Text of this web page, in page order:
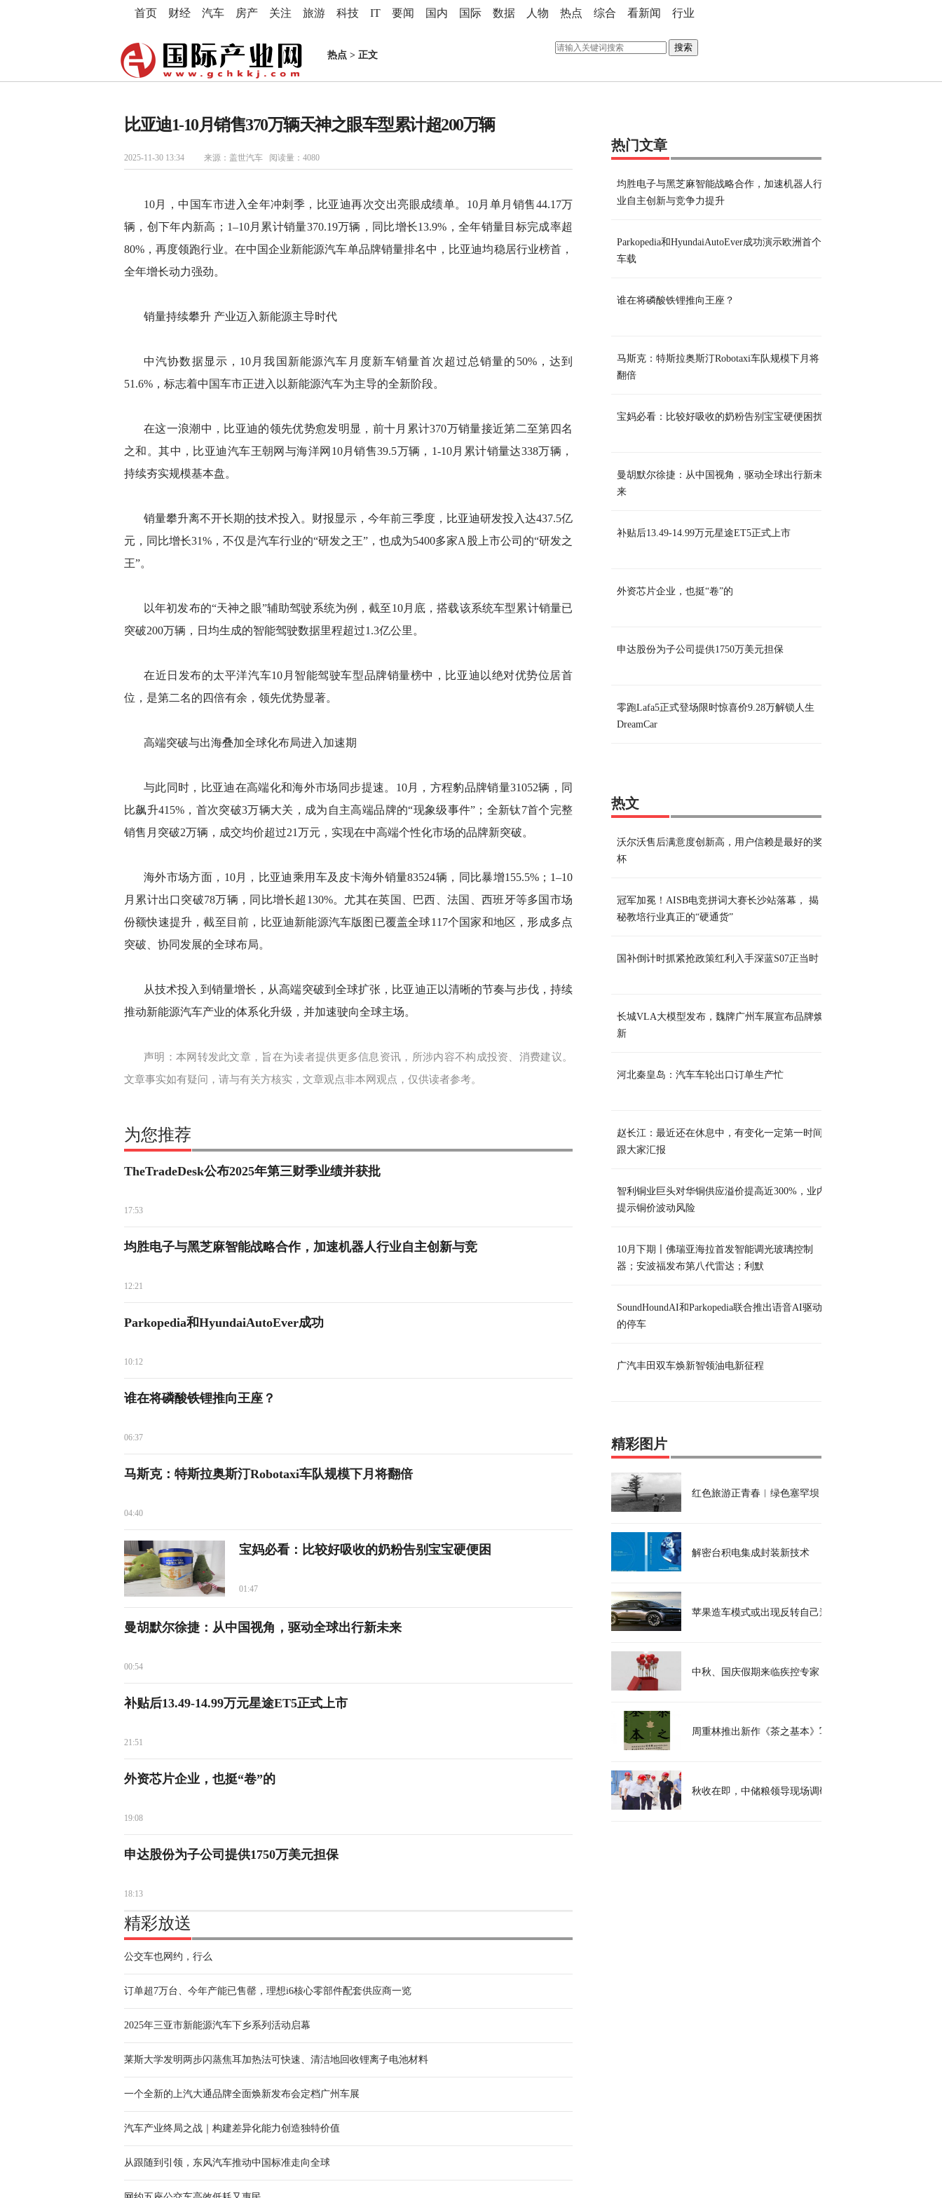
首页 财经 汽车 房产 关注 旅游 科技 IT 要闻 国内 国际 数据 人物 热点 综合 看新闻 行业
热点 > 正文
搜索
比亚迪1-10月销售370万辆天神之眼车型累计超200万辆
2025-11-30 13:34 来源：盖世汽车 阅读量：4080
10月，中国车市进入全年冲刺季，比亚迪再次交出亮眼成绩单。10月单月销售44.17万
辆，创下年内新高；1–10月累计销量370.19万辆，同比增长13.9%，全年销量目标完成率超
80%，再度领跑行业。在中国企业新能源汽车单品牌销量排名中，比亚迪均稳居行业榜首，
全年增长动力强劲。
销量持续攀升 产业迈入新能源主导时代
中汽协数据显示，10月我国新能源汽车月度新车销量首次超过总销量的50%，达到
51.6%，标志着中国车市正进入以新能源汽车为主导的全新阶段。
在这一浪潮中，比亚迪的领先优势愈发明显，前十月累计370万销量接近第二至第四名
之和。其中，比亚迪汽车王朝网与海洋网10月销售39.5万辆，1-10月累计销量达338万辆，
持续夯实规模基本盘。
销量攀升离不开长期的技术投入。财报显示，今年前三季度，比亚迪研发投入达437.5亿
元，同比增长31%，不仅是汽车行业的“研发之王”，也成为5400多家A股上市公司的“研发之
王”。
以年初发布的“天神之眼”辅助驾驶系统为例，截至10月底，搭载该系统车型累计销量已
突破200万辆，日均生成的智能驾驶数据里程超过1.3亿公里。
在近日发布的太平洋汽车10月智能驾驶车型品牌销量榜中，比亚迪以绝对优势位居首
位，是第二名的四倍有余，领先优势显著。
高端突破与出海叠加全球化布局进入加速期
与此同时，比亚迪在高端化和海外市场同步提速。10月，方程豹品牌销量31052辆，同
比飙升415%，首次突破3万辆大关，成为自主高端品牌的“现象级事件”；全新钛7首个完整
销售月突破2万辆，成交均价超过21万元，实现在中高端个性化市场的品牌新突破。
海外市场方面，10月，比亚迪乘用车及皮卡海外销量83524辆，同比暴增155.5%；1–10
月累计出口突破78万辆，同比增长超130%。尤其在英国、巴西、法国、西班牙等多国市场
份额快速提升，截至目前，比亚迪新能源汽车版图已覆盖全球117个国家和地区，形成多点
突破、协同发展的全球布局。
从技术投入到销量增长，从高端突破到全球扩张，比亚迪正以清晰的节奏与步伐，持续
推动新能源汽车产业的体系化升级，并加速驶向全球主场。
声明：本网转发此文章，旨在为读者提供更多信息资讯，所涉内容不构成投资、消费建议。
文章事实如有疑问，请与有关方核实，文章观点非本网观点，仅供读者参考。
为您推荐
TheTradeDesk公布2025年第三财季业绩并获批
17:53
均胜电子与黑芝麻智能战略合作，加速机器人行业自主创新与竞
12:21
Parkopedia和HyundaiAutoEver成功
10:12
谁在将磷酸铁锂推向王座？
06:37
马斯克：特斯拉奥斯汀Robotaxi车队规模下月将翻倍
04:40
宝妈必看：比较好吸收的奶粉告别宝宝硬便困
01:47
曼胡默尔徐捷：从中国视角，驱动全球出行新未来
00:54
补贴后13.49-14.99万元星途ET5正式上市
21:51
外资芯片企业，也挺“卷”的
19:08
申达股份为子公司提供1750万美元担保
18:13
精彩放送
公交车也网约，行么
订单超7万台、今年产能已售罄，理想i6核心零部件配套供应商一览
2025年三亚市新能源汽车下乡系列活动启幕
莱斯大学发明两步闪蒸焦耳加热法可快速、清洁地回收锂离子电池材料
一个全新的上汽大通品牌全面焕新发布会定档广州车展
汽车产业终局之战｜构建差异化能力创造独特价值
从跟随到引领，东风汽车推动中国标准走向全球
热门文章
均胜电子与黑芝麻智能战略合作，加速机器人行
业自主创新与竞争力提升
Parkopedia和HyundaiAutoEver成功演示欧洲首个
车载
谁在将磷酸铁锂推向王座？
马斯克：特斯拉奥斯汀Robotaxi车队规模下月将
翻倍
宝妈必看：比较好吸收的奶粉告别宝宝硬便困扰
曼胡默尔徐捷：从中国视角，驱动全球出行新未
来
补贴后13.49-14.99万元星途ET5正式上市
外资芯片企业，也挺“卷”的
申达股份为子公司提供1750万美元担保
零跑Lafa5正式登场限时惊喜价9.28万解锁人生
DreamCar
热文
沃尔沃售后满意度创新高，用户信赖是最好的奖
杯
冠军加冕！AISB电竞拼词大赛长沙站落幕， 揭
秘教培行业真正的“硬通货”
国补倒计时抓紧抢政策红利入手深蓝S07正当时
长城VLA大模型发布，魏牌广州车展宣布品牌焕
新
河北秦皇岛：汽车车轮出口订单生产忙
赵长江：最近还在休息中，有变化一定第一时间
跟大家汇报
智利铜业巨头对华铜供应溢价提高近300%，业内
提示铜价波动风险
10月下期〡佛瑞亚海拉首发智能调光玻璃控制
器；安波福发布第八代雷达；利默
SoundHoundAI和Parkopedia联合推出语音AI驱动
的停车
广汽丰田双车焕新智领油电新征程
精彩图片
红色旅游正青春︱绿色塞罕坝，不朽的奇迹
解密台积电集成封装新技术
苹果造车模式或出现反转自己造车！
中秋、国庆假期来临疾控专家：切勿放松个人防护
周重林推出新作《茶之基本》写书历时15年
秋收在即，中储粮领导现场调研维维股份进口调节储备玉